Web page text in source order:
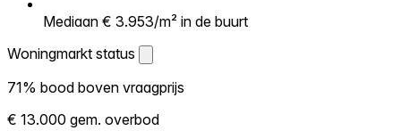
Mediaan € 3.953/m² in de buurt
Woningmarkt status
Woningmarkt status
Laat zien hoe competitief de markt hier is.
71% bood boven vraagprijs
€ 13.000 gem. overbod